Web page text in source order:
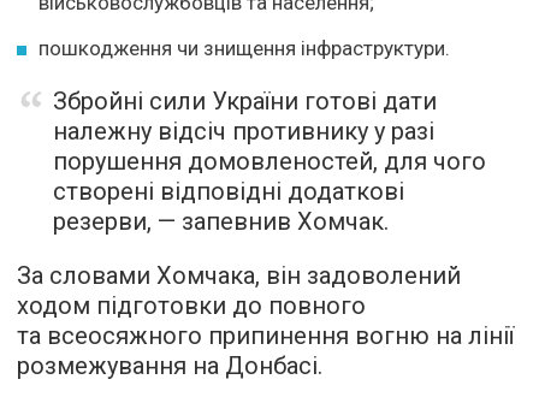
пошкодження чи знищення інфраструктури.
Збройні сили України готові дати
належну відсіч противнику у разі
порушення домовленостей, для чого
створені відповідні додаткові
резерви, — запевнив Хомчак.
За словами Хомчака, він задоволений
ходом підготовки до повного
та всеосяжного припинення вогню на лінії
розмежування на Донбасі.